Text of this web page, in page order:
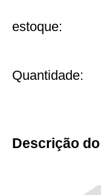
estoque:
Quantidade:
Descrição